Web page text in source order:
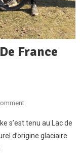
France
On
Au
Championnat
s’est tenu au Lac de
d’origine glaciaire